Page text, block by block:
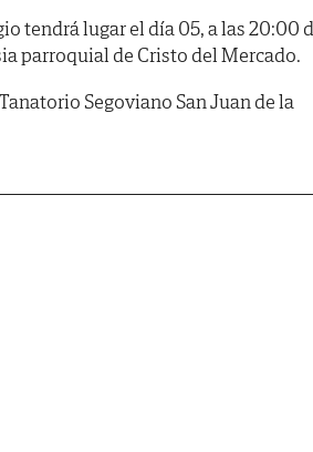
tendrá lugar el día 05, a las 20:00
parroquial de Cristo del Mercado.
Segoviano San Juan de la